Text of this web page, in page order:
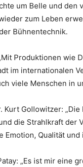
um Belle und
zum Leben
Bühnentechnik.
Produktionen wie
im internationalen
viele Menschen in
Kurt Gollowitzer:
die Strahlkraft der
Emotion, Qualität
„Es ist mir eine